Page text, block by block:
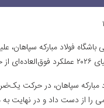
فولاد مبارکه سپاهان،
گذاشت.